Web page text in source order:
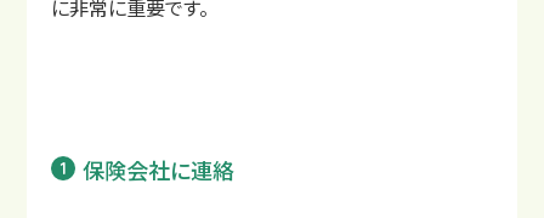
に非常に重要です。
保険会社に連絡